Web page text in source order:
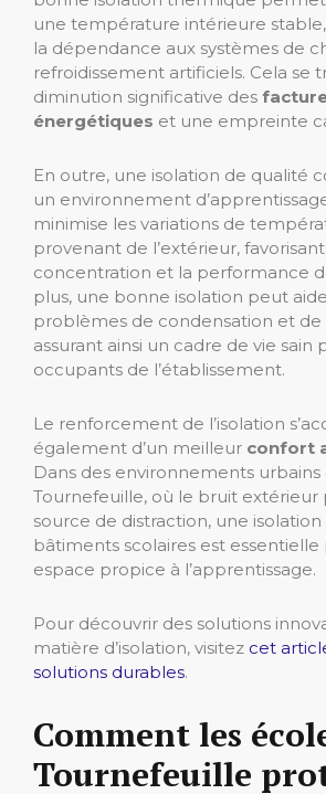
une température intérieure
la dépendance aux systèmes de
refroidissement artificiels. Cela se
diminution significative des
énergétiques et une empreinte
En outre, une isolation de qualité
un environnement
minimise les variations de
provenant de l’extérieur, favorisant
concentration et la performance
plus, une bonne isolation peut
problèmes de condensation et de
assurant ainsi un cadre de vie sain
occupants de l’établissement.
Le renforcement de l’isolation
également d’un meilleur confort
Dans des environnements
Tournefeuille, où le bruit
source de distraction, une
bâtiments scolaires est
espace propice à l’apprentissage.
Pour découvrir des solutions
matière d’isolation, visitez cet
solutions durables.
Comment les
Tournefeuille